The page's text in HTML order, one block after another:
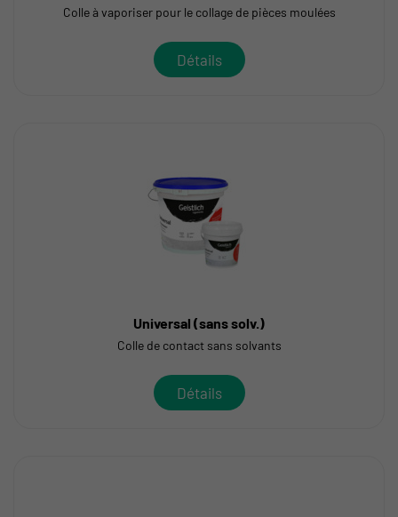
Colle à vaporiser pour le collage de pièces moulées
Détails
Universal (sans solv.)
Colle de contact sans solvants
Détails